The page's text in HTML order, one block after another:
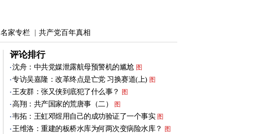
名家专栏 | 共产党百年真相
评论排行
沈舟：中共党媒泄露航母预警机的尴尬 图
专访吴嘉隆：改革终点是亡党 习换赛道(上) 图
王友群：张又侠到底犯了什么事？ 图
高翔：共产国家的荒唐事（二） 图
韦拓：王虹邓煜用自己的成功验证了一个事实 图
王维洛：重建的板桥水库为何两次变病险水库？ 图